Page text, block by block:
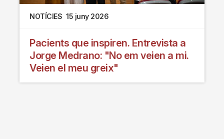
NOTÍCIES 15 juny 2026
Pacients que inspiren. Entrevista a
Jorge Medrano: "No em veien a mi.
Veien el meu greix"